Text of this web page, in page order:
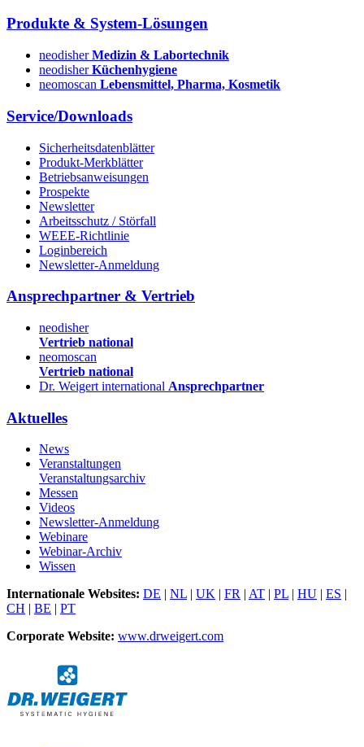
Produkte & System-Lösungen
neodisherMedizin & Labortechnik
neodisherKüchenhygiene
neomoscan Lebensmittel, Pharma, Kosmetik
Service/Downloads
Sicherheitsdatenblätter
Produkt-Merkblätter
Betriebsanweisungen
Prospekte
Newsletter
Arbeitsschutz / Störfall
WEEE-Richtlinie
Loginbereich
Newsletter-Anmeldung
Ansprechpartner & Vertrieb
neodisher
Vertrieb national
neomoscan
Vertrieb national
Dr. Weigert international Ansprechpartner
Aktuelles
News
Veranstaltungen
Veranstaltungsarchiv
Messen
Videos
Newsletter-Anmeldung
Webinare
Webinar-Archiv
Wissen
Internationale Websites: DE | NL | UK | FR | AT | PL | HU | ES |
CH | BE | PT
Corporate Website: www.drweigert.com